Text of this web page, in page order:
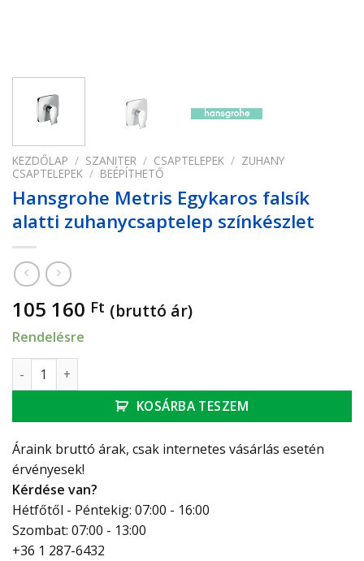
KEZDŐLAP / SZANITER / CSAPTELEPEK / ZUHANY
CSAPTELEPEK / BEÉPÍTHETŐ
Hansgrohe Metris Egykaros falsík
alatti zuhanycsaptelep színkészlet
105 160 Ft (bruttó ár)
Rendelésre
Hansgrohe Metris Egykaros falsík alatti zuhanycsaptelep
KOSÁRBA TESZEM
Áraink bruttó árak, csak internetes vásárlás esetén
érvényesek!
Kérdése van?
Hétfőtől - Péntekig: 07:00 - 16:00
Szombat: 07:00 - 13:00
+36 1 287-6432